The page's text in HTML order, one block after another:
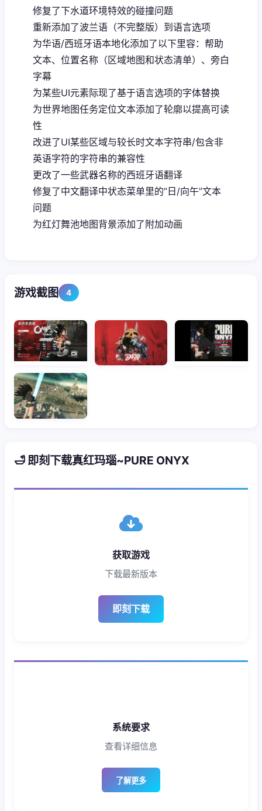
修复了下水道环境特效的碰撞问题
重新添加了波兰语（不完整版）到语言选项
为华语/西班牙语本地化添加了以下里容：帮助
文本、位置名称（区域地图和状态清单）、旁白
字幕
为某些UI元素际现了基于语言选项的字体替换
为世界地图任务定位文本添加了轮廓以提高可读
性
改进了UI某些区域与较长时文本字符串/包含非
英语字符的字符串的兼容性
更改了一些武器名称的西班牙语翻译
修复了中文翻译中状态菜单里的”日/向午”文本
问题
为红灯舞池地图背景添加了附加动画
游戏截图 4
🛁 即刻下载真红玛瑙~PURE ONYX
获取游戏
下载最新版本
即刻下载
系统要求
查看详细信息
了解更多